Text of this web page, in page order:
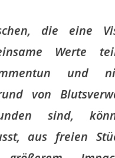
die eine
Werte
und
von
sind,
aus freien